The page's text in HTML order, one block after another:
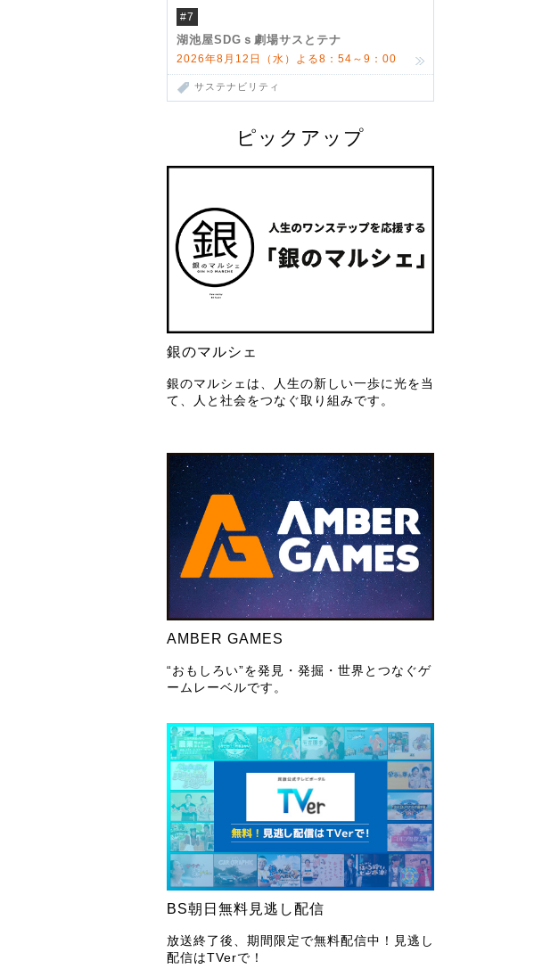
#7
湖池屋SDGｓ劇場サスとテナ
2026年8月12日（水）よる8：54～9：00
サステナビリティ
ピックアップ
銀のマルシェ
銀のマルシェは、人生の新しい一歩に光を当
て、人と社会をつなぐ取り組みです。
AMBER GAMES
“おもしろい”を発見・発掘・世界とつなぐゲ
ームレーベルです。
BS朝日無料見逃し配信
放送終了後、期間限定で無料配信中！見逃し
配信はTVerで！